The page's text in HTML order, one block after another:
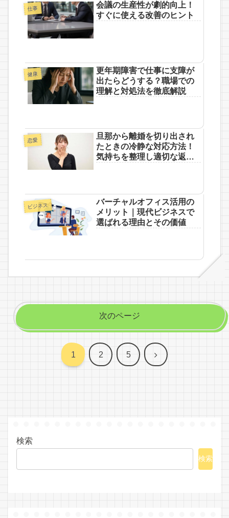
仕事
会議の生産性が劇的向上！
すぐに使える改善のヒント
健康
更年期障害で仕事に支障が
出たらどうする？職場での
理解と対処法を徹底解説
恋愛
旦那から離婚を切り出され
たときの冷静な対応方法！
気持ちを整理し適切な返答
ビジネス
バーチャルオフィス活用の
メリット｜現代ビジネスで
選ばれる理由とその価値
次のページ
1 2 5 次
検索
検索